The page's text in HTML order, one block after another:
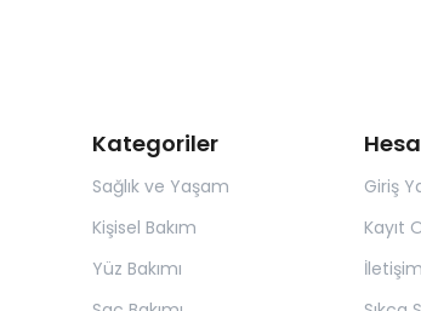
Kategoriler
Sağlık ve Yaşam
Kişisel Bakım
Yüz Bakımı
Giriş
Kayıt
İletişim